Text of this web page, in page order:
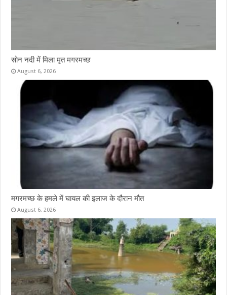
सोन नदी में मिला मृत मगरमच्छ
August 6, 2026
मगरमच्छ के हमले में घायल की इलाज के दौरान मौत
August 6, 2026